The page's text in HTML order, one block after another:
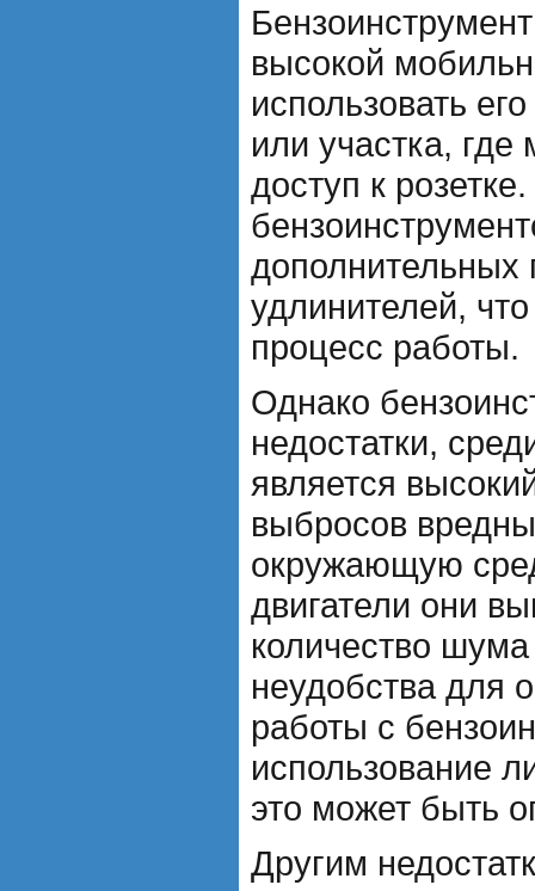
высокой
использовать
или участка, где
доступ к
дополнительных
удлинителей,
процесс работы.
Однако
недостатки,
является
выбросов
окружающую
двигатели они
количество шума
неудобства для
работы с
использование
это может быть
Другим